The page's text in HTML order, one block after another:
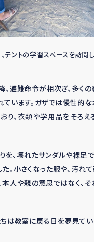
テントの学習スペースを訪問
、避難命令が相次ぎ、多く
ています。ガザでは慢性的
り、衣類や学用品をそろ
を、壊れたサンダルや裸足
。小さくなった服や、汚れ
本人や親の意思ではなく、
は教室に戻る日を夢見てい